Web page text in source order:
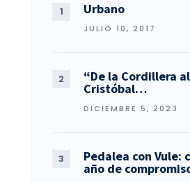
Urbano
JULIO 10, 2017
“De la Cordillera
Cristóbal…
DICIEMBRE 5, 2023
Pedalea con Vule:
año de